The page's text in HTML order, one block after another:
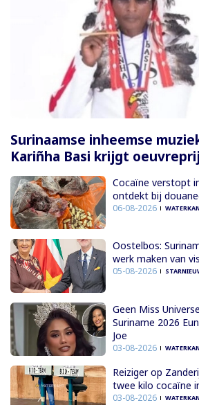
Surinaamse inheemse
Kariñha Basi krijgt
Cocaïne verstopt
ontdekt bij
06-08-2026
Oostelbos:
werk maken van
05-08-2026
Geen Miss
Suriname 2026
Joe
03-08-2026
Reiziger op
twee kilo cocaïne
03-08-2026